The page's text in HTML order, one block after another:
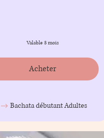
Valable 3 mois
Acheter
Bachata débutant Adultes